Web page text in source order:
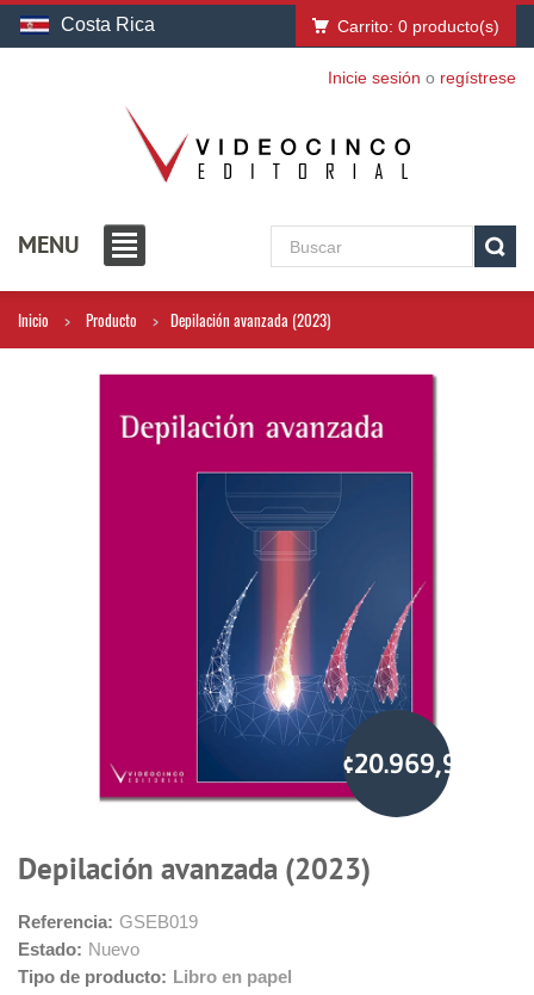
Costa Rica Carrito: 0 producto(s)
Inicie sesión o regístrese
MENU
Inicio Producto Depilación avanzada (2023)
¢20.969,99
Depilación avanzada (2023)
Referencia: GSEB019
Estado: Nuevo
Tipo de producto: Libro en papel